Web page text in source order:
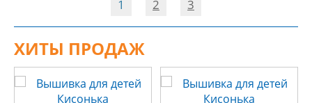
1 2 3
ХИТЫ ПРОДАЖ